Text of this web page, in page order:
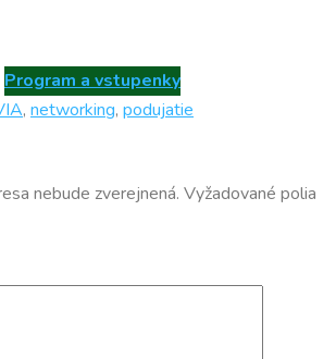
Program a vstupenky
, networking, podujatie
nebude zverejnená. Vyžadované polia